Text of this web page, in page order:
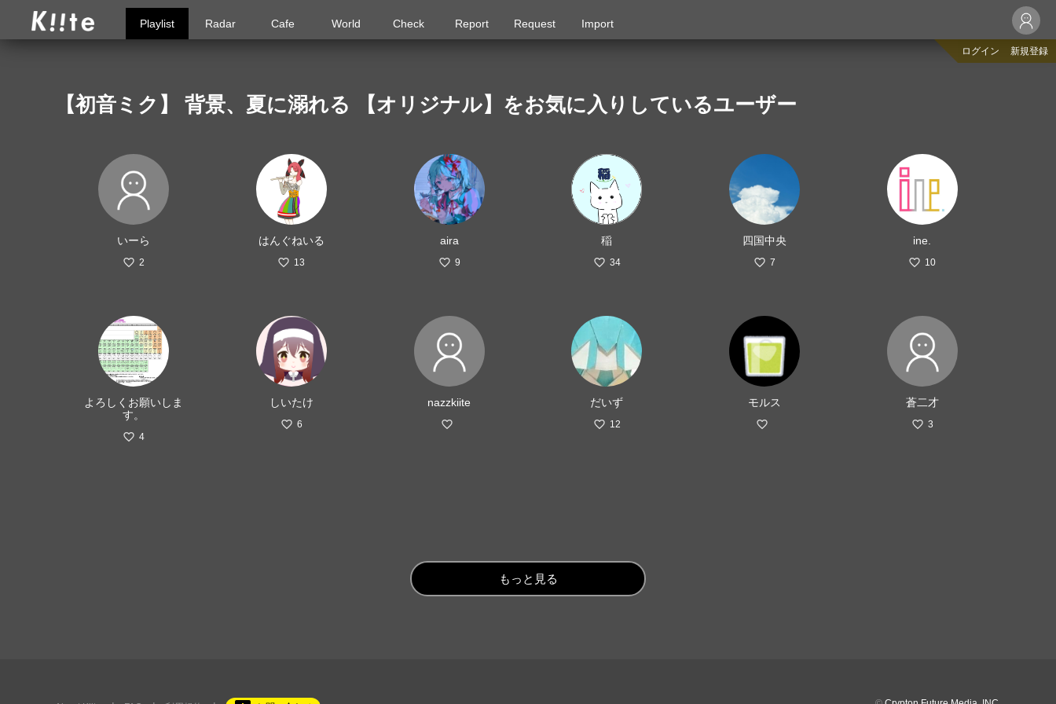
Playlist Radar Cafe World Check Report Request Import
ログイン 新規登録
【初音ミク】 背景、夏に溺れる 【オリジナル】をお気に入りしているユーザー
いーら
2
はんぐねいる
13
aira
9
稲
34
四国中央
7
ine.
10
よろしくお願いしま
す。
4
しいたけ
6
nazzkiite だいず
12
モルス 蒼二才
3
もっと見る